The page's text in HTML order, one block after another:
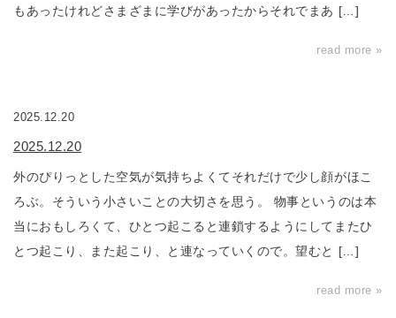
もあったけれどさまざまに学びがあったからそれでまあ […]
read more »
2025.12.20
2025.12.20
外のぴりっとした空気が気持ちよくてそれだけで少し顔がほこ
ろぶ。そういう小さいことの大切さを思う。 物事というのは本
当におもしろくて、ひとつ起こると連鎖するようにしてまたひ
とつ起こり、また起こり、と連なっていくので。望むと […]
read more »